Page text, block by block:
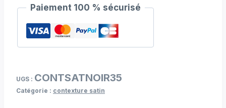
satin
noir
en
m
Paiement 100 % sécurisé
UGS : CONTSATNOIR35
Catégorie : contexture satin